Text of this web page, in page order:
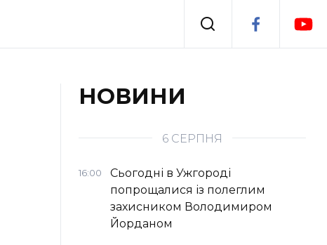
Події
НОВИНИ
6 СЕРПНЯ
16:00
Сьогодні в Ужгороді
попрощалися із полеглим
захисником Володимиром
Йорданом